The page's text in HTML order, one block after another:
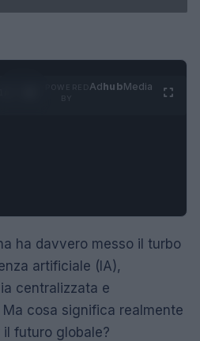
AdhubMedia
ha davvero messo il turbo
artificiale (IA),
centralizzata e
cosa significa realmente
il futuro globale?